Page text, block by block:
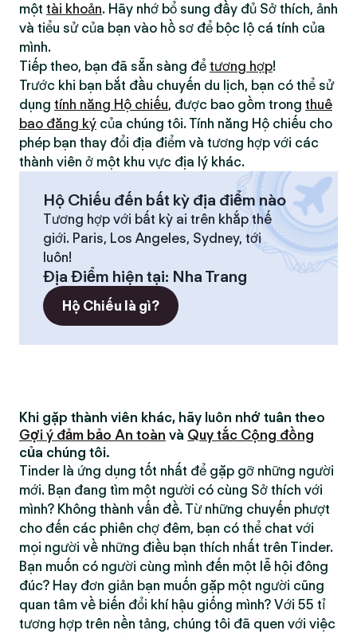
một tài khoản. Hãy nhớ bổ sung đầy đủ Sở thích, ảnh
và tiểu sử của bạn vào hồ sơ để bộc lộ cá tính của
mình.
Tiếp theo, bạn đã sẵn sàng để tương hợp!
Trước khi bạn bắt đầu chuyến du lịch, bạn có thể sử
dụng tính năng Hộ chiếu, được bao gồm trong thuê
bao đăng ký của chúng tôi. Tính năng Hộ chiếu cho
phép bạn thay đổi địa điểm và tương hợp với các
thành viên ở một khu vực địa lý khác.
Hộ Chiếu đến bất kỳ địa điểm nào
Tương hợp với bất kỳ ai trên khắp thế
giới. Paris, Los Angeles, Sydney, tới
luôn!
Địa Điểm hiện tại: Nha Trang
Hộ Chiếu là gì?
Khi gặp thành viên khác, hãy luôn nhớ tuân theo
Gợi ý đảm bảo An toàn và Quy tắc Cộng đồng
của chúng tôi.
Tinder là ứng dụng tốt nhất để gặp gỡ những người
mới. Bạn đang tìm một người có cùng Sở thích với
mình? Không thành vấn đề. Từ những chuyến phượt
cho đến các phiên chợ đêm, bạn có thể chat với
mọi người về những điều bạn thích nhất trên Tinder.
Bạn muốn có người cùng mình đến một lễ hội đông
đúc? Hay đơn giản bạn muốn gặp một người cũng
quan tâm về biến đổi khí hậu giống mình? Với 55 tỉ
tương hợp trên nền tảng, chúng tôi đã quen với việc